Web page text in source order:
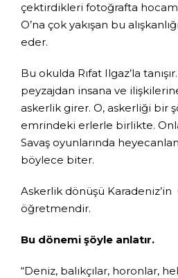
çektirdikleri fotoğrafta
O’na çok yakışan bu
eder.
Bu okulda Rıfat Ilgaz’la
peyzajdan insana ve
askerlik girer. O, askerliği bir
emrindeki erlerle birlikte.
Savaş oyunlarında
böylece biter.
Askerlik dönüşü Karadeniz’in
öğretmendir.
Bu dönemi şöyle anlatır.
“Deniz, balıkçılar, horonlar,